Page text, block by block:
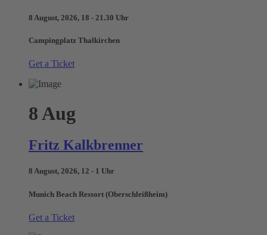
8 August, 2026, 18 - 21.30 Uhr
Campingplatz Thalkirchen
Get a Ticket
8 Aug
Fritz Kalkbrenner
8 August, 2026, 12 - 1 Uhr
Munich Beach Ressort (Oberschleißheim)
Get a Ticket